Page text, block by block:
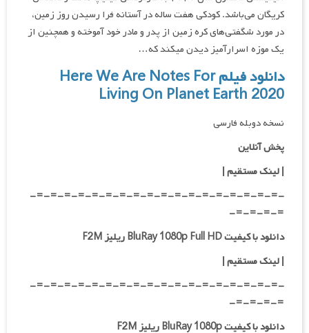
کریگان می‌باشد. کودکی هفت ساله در آستانه فرا رسیدن روز زمین،
در مورد شگفتی‌های کره زمین از پدر و مادر خود آموخته و همچنین از
یک موزه اسرارآمیز دیدن میکند که…
دانلود فیلم Here We Are Notes For
Living On Planet Earth 2020
نسخه دوبله فارسی
پخش آنلاین
| لینک مستقیم|
-=-=-=-=-=-=-=-=-=-=-=-=-=-=-=-=-=-=-
=-=-=-=-
دانلود با کیفیت BluRay 1080p Full HD ریلیز F2M
|لینک مستقیم|
-=-=-=-=-=-=-=-=-=-=-=-=-=-=-=-=-=-=-
=-=-=-=-
دانلود با کیفیت BluRay 1080p ریلیز F2M